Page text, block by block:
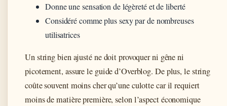
Donne une sensation de légèreté et de liberté
Considéré comme plus sexy par de nombreuses
utilisatrices
Un string bien ajusté ne doit provoquer ni gêne ni
picotement, assure le guide d’Overblog. De plus, le string
coûte souvent moins cher qu’une culotte car il requiert
moins de matière première, selon l’aspect économique